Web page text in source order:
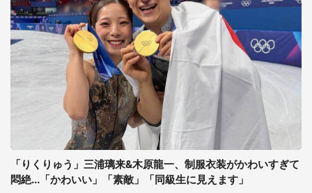
「りくりゅう」三浦璃来&木原龍一、制服衣装がかわいすぎて
悶絶...「かわいい」「素敵」「同級生に見えます」